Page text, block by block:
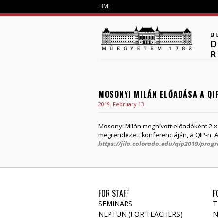
BME
MOSONYI MILÁN ELŐADÁSA A
2019. February 13.
Mosonyi Milán meghívott előadóként 2
megrendezett konferenciáján, a QIP-n.
https://jila.colorado.edu/qip2019/
FOR STAFF
SEMINARS
NEPTUN (FOR TEACHERS)